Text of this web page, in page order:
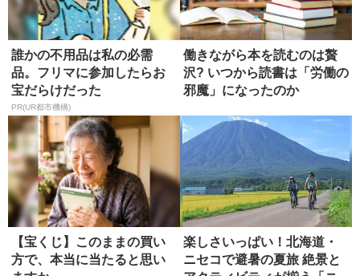
誰かの不用品は私の必需
品。フリマに参加したらお
宝だらけだった
PR(UR都市機構)
働きながら本を読むのは贅
沢? いつから読書は「労働の
邪魔」になったのか
【宝くじ】このままの買い
方で、本当に当たると思い
楽しさいっぱい！北海道・
ニセコで避暑の夏旅 絶景と